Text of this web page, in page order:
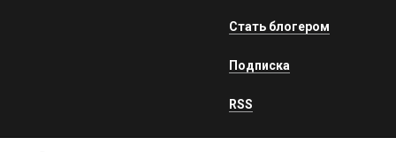
Стать блогером
Подписка
RSS